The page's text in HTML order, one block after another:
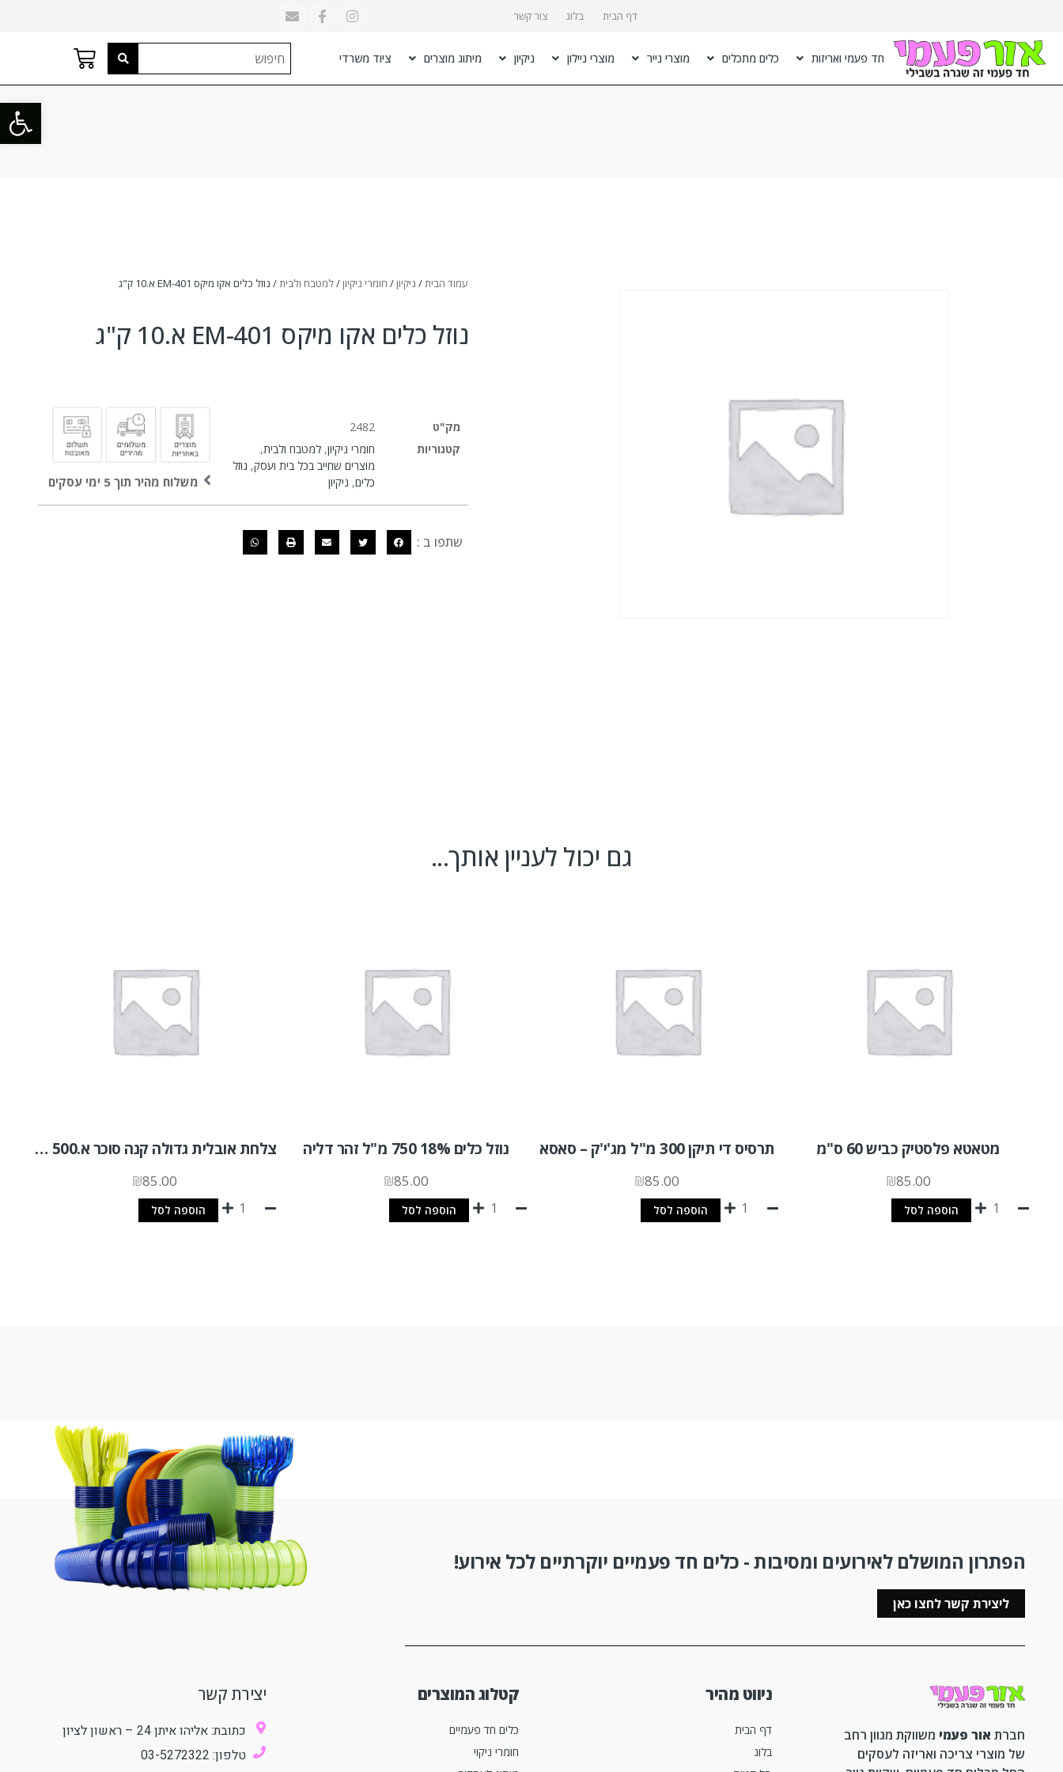
פתח
דף הבית בלוג צור קשר
חד פעמי ואריזות כלים מתכלים מוצרי נייר מוצרי ניילון ניקיון מיתוג מוצרים ציוד משרדי
עמוד הבית / ניקיון/ חומרי ניקיון/למטבח ולבית / נוזל כלים אקו מיקס EM-401 א.10 ק"ג
נוזל כלים אקו מיקס EM-401 א.10 ק"ג
מק"ט
2482
קטגוריות
חומרי ניקיון, למטבח ולבית,
מוצרים שחייב בכל בית ועסק, נוזל
כלים, ניקיון משלוח מהיר תוך 5 ימי עסקים
שתפו ב :
גם יכול לעניין אותך...
מטאטא פלסטיק כביש 60 ס"מ
₪85.00
הוספה לסל
תרסיס די תיקן 300 מ"ל מג'י'ק – סאסא
₪85.00
הוספה לסל
נוזל כלים 18% 750 מ"ל זהר דליה
₪85.00
הוספה לסל
צלחת אובלית גדולה קנה סוכר א.500 יח'
₪85.00
הוספה לסל
הפתרון המושלם לאירועים ומסיבות - כלים חד פעמיים יוקרתיים לכל אירוע!
ליצירת קשר לחצו כאן
חברת אור פעמי משווקת מגוון רחב
של מוצרי צריכה ואריזה לעסקים
ניווט מהיר
דף הבית
בלוג
קטלוג המוצרים
כלים חד פעמיים
חומרי ניקוי
יצירת קשר
כתובת: אליהו איתן 24 – ראשון לציון
טלפון: 03-5272322